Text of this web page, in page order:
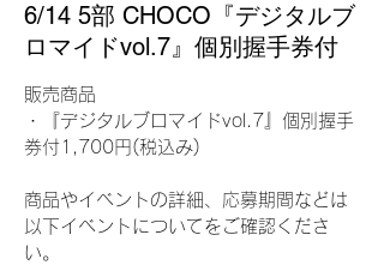
6/14 5部 CHOCO『デジタルブ
ロマイドvol.7』個別握手券付
販売商品
・『デジタルブロマイドvol.7』個別握手
券付1,700円(税込み)
商品やイベントの詳細、応募期間などは
以下イベントについてをご確認くださ
い。